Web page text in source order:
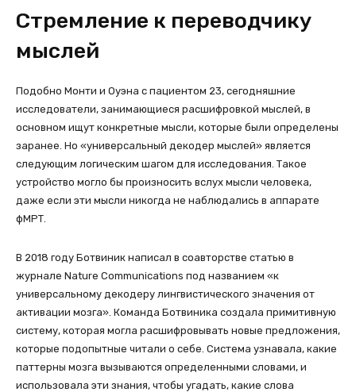
Стремление к переводчику
мыслей
Подобно Монти и Оуэна с пациентом 23, сегодняшние
исследователи, занимающиеся расшифровкой мыслей, в
основном ищут конкретные мысли, которые были определены
заранее. Но «универсальный декодер мыслей» является
следующим логическим шагом для исследования. Такое
устройство могло бы произносить вслух мысли человека,
даже если эти мысли никогда не наблюдались в аппарате
фМРТ.
В 2018 году Ботвиник написал в соавторстве статью в
журнале Nature Communications под названием «к
универсальному декодеру лингвистического значения от
активации мозга». Команда Ботвиника создала примитивную
систему, которая могла расшифровывать новые предложения,
которые подопытные читали о себе. Система узнавала, какие
паттерны мозга вызываются определенными словами, и
использовала эти знания, чтобы угадать, какие слова